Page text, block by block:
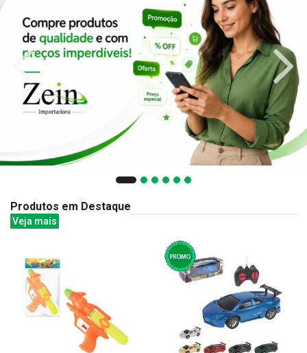
Produtos em Destaque
Veja mais